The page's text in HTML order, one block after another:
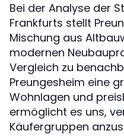
Bei der Analyse der
Frankfurts stellt
Mischung aus
modernen
Vergleich zu
Preungesheim eine
Wohnlagen und
ermöglicht es uns,
Käufergruppen